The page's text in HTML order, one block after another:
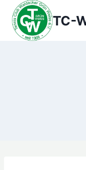
Zum
Inhalt
springen
TC-